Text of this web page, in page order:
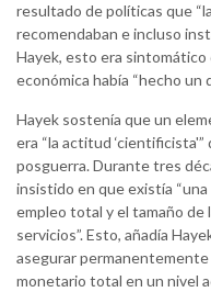
resultado de políticas que
recomendaban e incluso
Hayek, esto era
económica había “hecho un
Hayek sostenía que un
era “la actitud
posguerra. Durante tres
insistido en que existía
empleo total y el tamaño de
servicios”. Esto, añadía
asegurar
monetario total en un nivel